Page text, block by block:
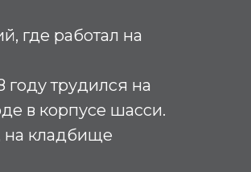
где работал на
году трудился на
в корпусе шасси.
на кладбище